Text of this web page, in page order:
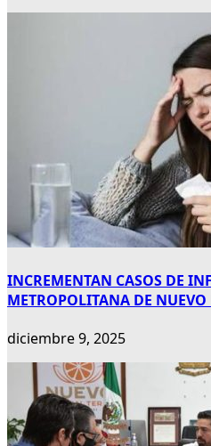
INCREMENTAN CASOS DE
METROPOLITANA DE NUEVO
diciembre 9, 2025